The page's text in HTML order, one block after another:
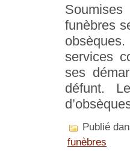
funèbres
services
ses
défunt.
Publié
funèbres